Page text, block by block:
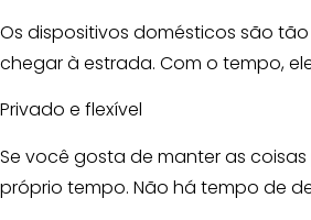
Os dispositivos domésticos são
chegar à estrada. Com o tempo,
Privado e flexível
Se você gosta de manter as
próprio tempo. Não há tempo de